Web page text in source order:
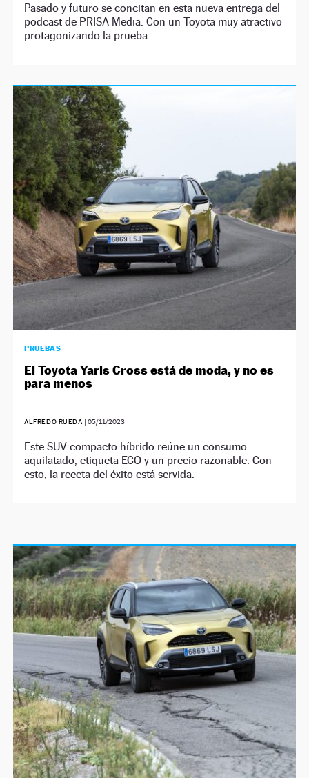
Pasado y futuro se concitan en esta nueva entrega del
podcast de PRISA Media. Con un Toyota muy atractivo
protagonizando la prueba.
PRUEBAS
El Toyota Yaris Cross está de moda, y no es
para menos
ALFREDO RUEDA | 05/11/2023
Este SUV compacto híbrido reúne un consumo
aquilatado, etiqueta ECO y un precio razonable. Con
esto, la receta del éxito está servida.